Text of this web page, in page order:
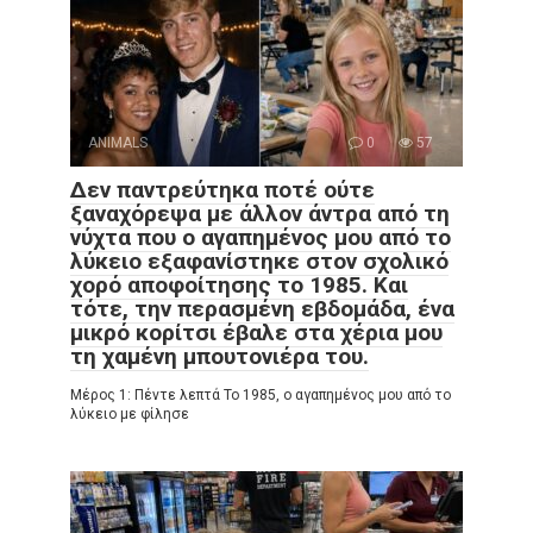
ANIMALS 0 57
Δεν παντρεύτηκα ποτέ ούτε
ξαναχόρεψα με άλλον άντρα από τη
νύχτα που ο αγαπημένος μου από το
λύκειο εξαφανίστηκε στον σχολικό
χορό αποφοίτησης το 1985. Και
τότε, την περασμένη εβδομάδα, ένα
μικρό κορίτσι έβαλε στα χέρια μου
τη χαμένη μπουτονιέρα του.
Μέρος 1: Πέντε λεπτά Το 1985, ο αγαπημένος μου από το
λύκειο με φίλησε